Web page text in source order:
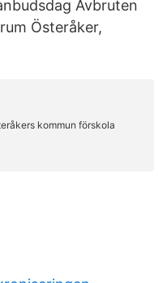
Avbruten
Österåker,